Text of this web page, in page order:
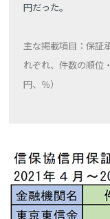
円だった。
主な掲載項目：保証
れぞれ、件数の順位
円、％）